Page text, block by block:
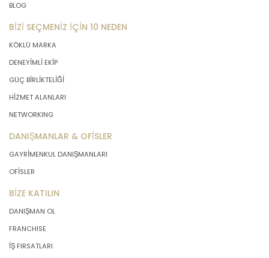
BLOG
BİZİ SEÇMENİZ İÇİN 10 NEDEN
KÖKLÜ MARKA
DENEYİMLİ EKİP
GÜÇ BİRLİKTELİĞİ
HİZMET ALANLARI
NETWORKING
DANIŞMANLAR & OFİSLER
GAYRİMENKUL DANIŞMANLARI
OFİSLER
BİZE KATILIN
DANIŞMAN OL
FRANCHISE
İŞ FIRSATLARI